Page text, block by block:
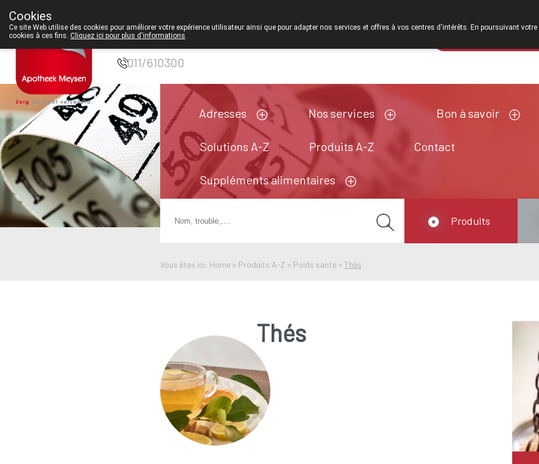
Pharmacie Meysen
SPRL
011/610300
Adresses Nos services Bon à savoir
Solutions A-Z Produits A-Z Contact
Suppléments alimentaires
Vous êtes ici: Home > Produits A-Z > Poids santé >Thés
Produits
Thés
Cookies
Ce site Web utilise des cookies pour améliorer votre expérience utilisateur ainsi que pour adapter nos services et offres à vos centres d'intérêts. En poursuivant
cookies à ces fins. Cliquez ici pour plus d'informations.